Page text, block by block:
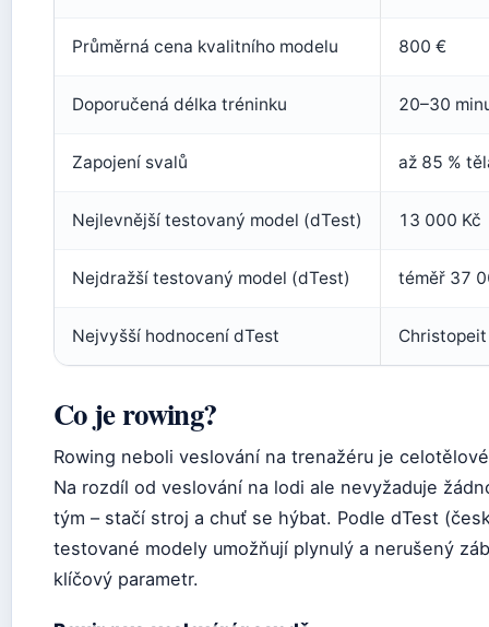
Průměrná cena kvalitního modelu 800 €
Doporučená délka tréninku 20–30
Zapojení svalů až 85 %
Nejlevnější testovaný model (dTest) 13 000 Kč
Nejdražší testovaný model (dTest) téměř 37
Nejvyšší hodnocení dTest
Co je rowing?
Rowing neboli veslování na trenažéru je
Na rozdíl od veslování na lodi ale nevyžaduje
tým – stačí stroj a chuť se hýbat. Podle dTest
testované modely umožňují plynulý a nerušený
klíčový parametr.